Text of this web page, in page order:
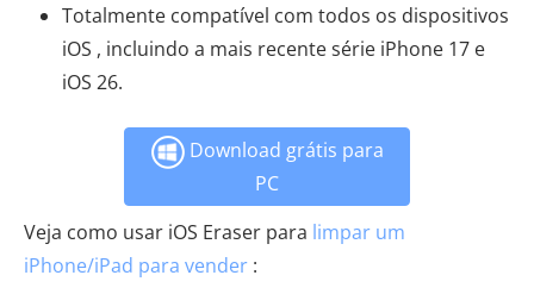
Totalmente compatível com todos os dispositivos
iOS , incluindo a mais recente série iPhone 17 e
iOS 26.
Download grátis para
PC
Veja como usar iOS Eraser para limpar um
iPhone/iPad para vender :